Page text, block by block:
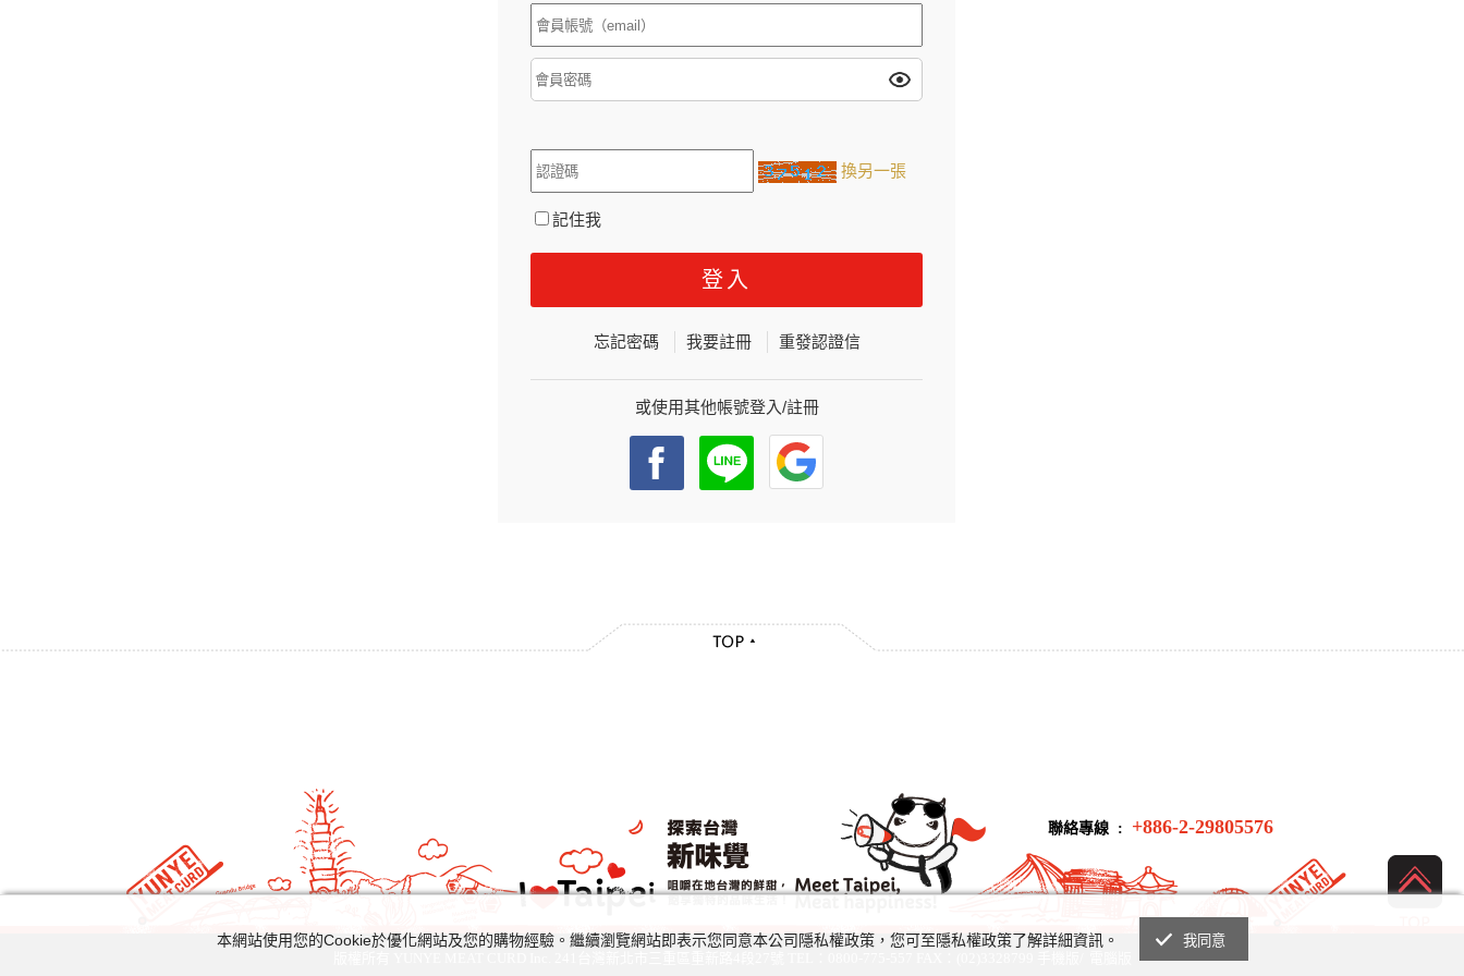
換另一張
記住我
忘記密碼 我要註冊 重發認證信
或使用其他帳號登入/註冊
聯絡專線 : +886-2-29805576
本網站使用您的Cookie於優化網站及您的購物經驗。繼續瀏覽網站即表示您同意本公司隱私權政策，您可至隱私權政策了解詳細資訊。 我同意